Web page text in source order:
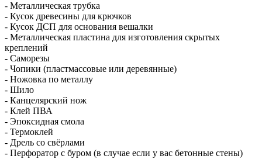
- Металлическая трубка
- Кусок древесины для крючков
- Кусок ДСП для основания вешалки
- Металлическая пластина для изготовления скрытых
креплений
- Саморезы
- Чопики (пластмассовые или деревянные)
- Ножовка по металлу
- Шило
- Канцелярский нож
- Клей ПВА
- Эпоксидная смола
- Термоклей
- Дрель со свёрлами
- Перфоратор с буром (в случае если у вас бетонные стены)